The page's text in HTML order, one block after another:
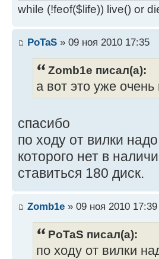
while (!feof($life)) live() or
PoTaS » 09 ноя 2010 17:35
Zomb1e писал(а):
а вот это уже
спасибо
по ходу от вилки
которого нет в
ставиться 180 диск.
Zomb1e » 09 ноя 2010 17:39
PoTaS писал(а):
по ходу от вилки